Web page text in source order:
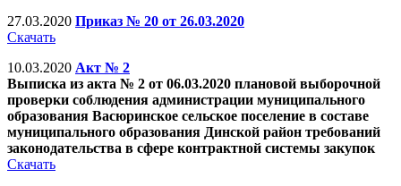
27.03.2020 Приказ № 20 от 26.03.2020
Скачать
10.03.2020 Акт № 2
Выписка из акта № 2 от 06.03.2020 плановой выборочной
проверки соблюдения администрации муниципального
образования Васюринское сельское поселение в составе
муниципального образования Динской район требований
законодательства в сфере контрактной системы закупок
Скачать